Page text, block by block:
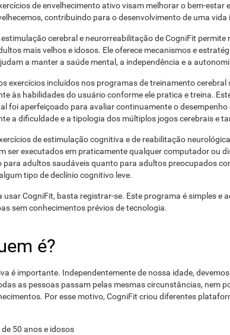
de envelhecimento ativo visam melhorar o bem-estar
contribuindo para o desenvolvimento de uma vida
cerebral e neurorreabilitação de CogniFit
mais velhos e idosos. Ele oferece mecanismos e
a manter a saúde mental, a independência e a
exercícios incluídos nos programas de treinamento cerebral
às habilidades do usuário conforme ele pratica e treina.
foi aperfeiçoado para avaliar continuamente o desempenho
a dificuldade e a tipologia dos múltiplos jogos cerebrais e
de estimulação cognitiva e de reabilitação
ser executados em praticamente qualquer computador ou
para adultos saudáveis ​​quanto para adultos preocupados
tipo de declínio cognitivo leve.
usar CogniFit, basta registrar-se. Este programa é simples e
sem conhecimentos prévios de tecnologia.
é?
é importante. Independentemente de nossa idade,
as pessoas passam pelas mesmas circunstâncias, nem
Por esse motivo, CogniFit criou diferentes
50 anos e idosos